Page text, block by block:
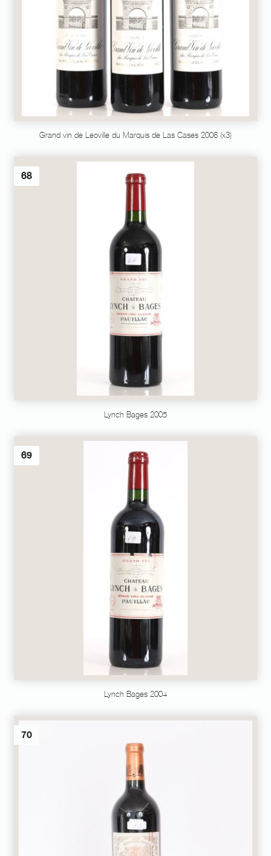
Grand vin de Leoville du Marquis de Las Cases 2006 (x3)
68
Lynch Bages 2005
69
Lynch Bages 2004
70